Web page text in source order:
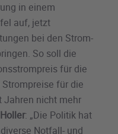
in einem
auf, jetzt
bei den Strom-
So soll die
für die
für die
Jahren nicht mehr
: „Die Politik hat
Notfall- und